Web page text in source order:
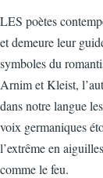
LES poètes
et demeure leur
symboles du
Arnim et Kleist,
dans notre langue
voix germaniques
l’extrême en
comme le feu.